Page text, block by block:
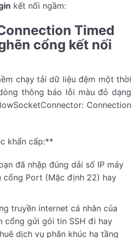
kết nối ngầm:
Timed
cổng kết nối
chạy tải dữ liệu đệm một thời
thông báo lỗi màu đỏ dạng
Connection
khẩn cấp:**
đã nhập đúng dải số IP máy
cổng Port (Mặc định 22) hay
truyền internet cá nhân của
cổng gửi gói tin SSH đi hay
dịch vụ phân khúc hạ tầng